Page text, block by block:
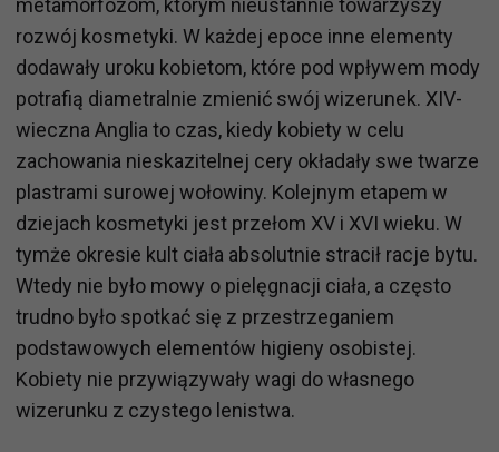
metamorfozom, którym nieustannie towarzyszy
rozwój kosmetyki. W każdej epoce inne elementy
dodawały uroku kobietom, które pod wpływem mody
potrafią diametralnie zmienić swój wizerunek. XIV-
wieczna Anglia to czas, kiedy kobiety w celu
zachowania nieskazitelnej cery okładały swe twarze
plastrami surowej wołowiny. Kolejnym etapem w
dziejach kosmetyki jest przełom XV i XVI wieku. W
tymże okresie kult ciała absolutnie stracił racje bytu.
Wtedy nie było mowy o pielęgnacji ciała, a często
trudno było spotkać się z przestrzeganiem
podstawowych elementów higieny osobistej.
Kobiety nie przywiązywały wagi do własnego
wizerunku z czystego lenistwa.